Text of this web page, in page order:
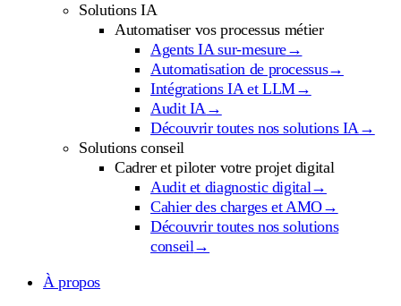
Solutions IA
Automatiser vos processus métier
Agents IA sur-mesure→
Automatisation de processus→
Intégrations IA et LLM→
Audit IA→
Découvrir toutes nos solutions IA→
Solutions conseil
Cadrer et piloter votre projet digital
Audit et diagnostic digital→
Cahier des charges et AMO→
Découvrir toutes nos solutions
conseil→
À propos